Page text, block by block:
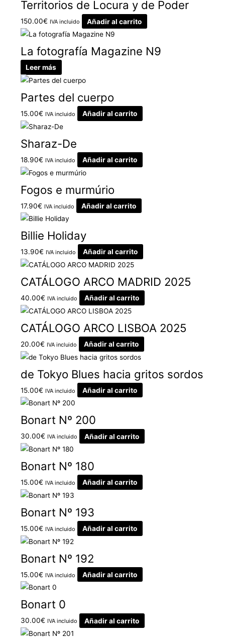
Territorios de Locura y de Poder
150.00€ IVA incluido Añadir al carrito
La fotografía Magazine N9
Leer más
Partes del cuerpo
15.00€ IVA incluido Añadir al carrito
Sharaz-De
18.90€ IVA incluido Añadir al carrito
Fogos e murmúrio
17.90€ IVA incluido Añadir al carrito
Billie Holiday
13.90€ IVA incluido Añadir al carrito
CATÁLOGO ARCO MADRID 2025
40.00€ IVA incluido Añadir al carrito
CATÁLOGO ARCO LISBOA 2025
20.00€ IVA incluido Añadir al carrito
de Tokyo Blues hacia gritos sordos
15.00€ IVA incluido Añadir al carrito
Bonart Nº 200
30.00€ IVA incluido Añadir al carrito
Bonart Nº 180
15.00€ IVA incluido Añadir al carrito
Bonart Nº 193
15.00€ IVA incluido Añadir al carrito
Bonart Nº 192
15.00€ IVA incluido Añadir al carrito
Bonart 0
30.00€ IVA incluido Añadir al carrito